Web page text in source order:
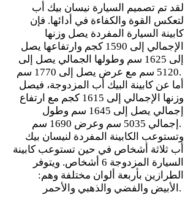
لقد تم تصميم السيارة نيسان بيك أب
لتعكس القوة والكفاءة في أدائها. فإن
كابينة السيارة المفردة يصل وزنها
الإجمالي إلى 1590 كجم وارتفاعها يصل
إلى 1625 سم وطولها الجمالي يصل إلى
5120 سم مع عرض يصل إلى 1770 سم.
أما عن كابينة البيك أب المزدوجة، فيصل
وزنها الإجمالي إلى 1615 كجم مع ارتفاع
إجمالي يصل إلى 1645 سم وطول
إجمالي 5035 سم وعرض 1690 سم.
وتستوعب الكابينة المفردة لنيسان بيك
أب ثلاثة أشخاص في حين تستوعب كابينة
السيارة المزدوجة 6 أشخاص. ويتوفر
الطرازين بأربعة ألوان مختلفة وهم:
الأبيض والفضي والذهبي والأحمر.